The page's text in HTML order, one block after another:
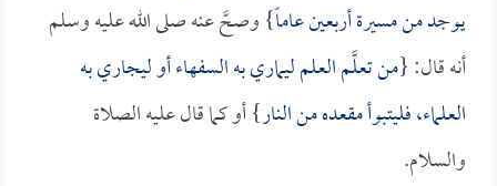
يوجد من مسيرة أربعين عاماً} وصحَّ عنه صلى الله عليه وسلم
أنه قال: {من تعلَّم العلم ليماري به السفهاء أو ليجاري به
العلماء، فليتبوأ مقعده من النار} أو كما قال عليه الصلاة
والسلام.